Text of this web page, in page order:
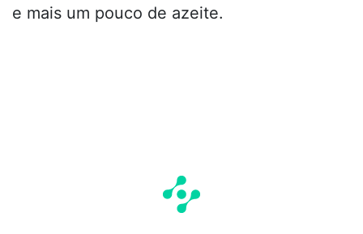
e mais um pouco de azeite.